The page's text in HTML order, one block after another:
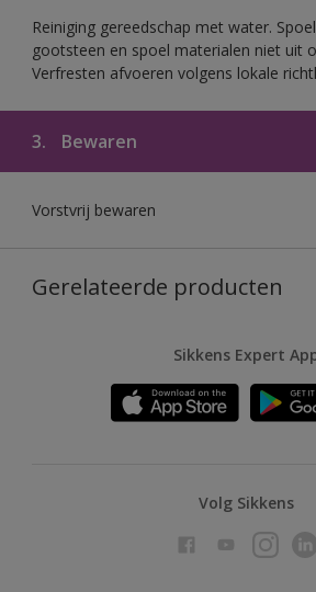
Reiniging gereedschap met water.
gootsteen en spoel materialen niet uit
Verfresten afvoeren volgens lokale
3. Bewaren
Vorstvrij bewaren
Gerelateerde producten
Sikkens Expert
Volg Sikkens